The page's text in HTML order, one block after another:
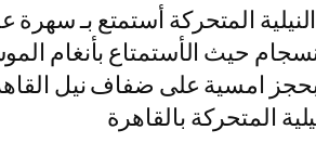
المتحركة أستمتع بـ سهرة
حيث الأستمتاع بأنغام
امسية على ضفاف نيل
المتحركة بالقاهرة